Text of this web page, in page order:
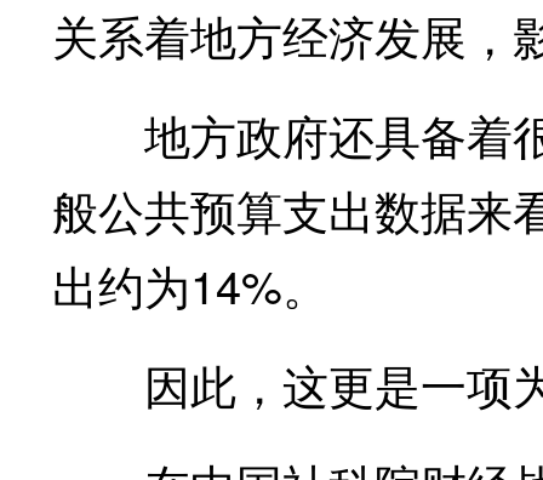
关系着地方经济发展，
地方政府还具备着
般公共预算支出数据来
出约为14%。
因此，这更是一项为